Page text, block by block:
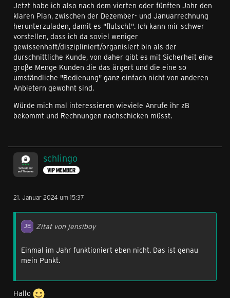
Jetzt habe ich also nach dem vierten oder fünften Jahr den
klaren Plan, zwischen der Dezember- und Januarrechnung
herunterzuladen, damit es "flutscht". Ich kann mir schwer
vorstellen, dass ich da soviel weniger
gewissenhaft/diszipliniert/organisiert bin als der
durschnittliche Kunde, von daher gibt es mit Sicherheit eine
große Menge Kunden die das ärgert und die eine so
umständliche "Bedienung" ganz einfach nicht von anderen
Anbietern gewohnt sind.
Würde mich mal interessieren wieviele Anrufe ihr zB
bekommt und Rechnungen nachschicken müsst.
schlingo
VIP MEMBER
21. Januar 2024 um 15:37
Zitat von jensiboy
Einmal im Jahr funktioniert eben nicht. Das ist genau
mein Punkt.
Hallo